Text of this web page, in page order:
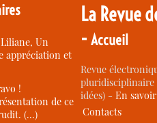
Un
appréciation et
!
de ce
(…)
La Revue
-Accueil
Revue
idées) -En
Contacts